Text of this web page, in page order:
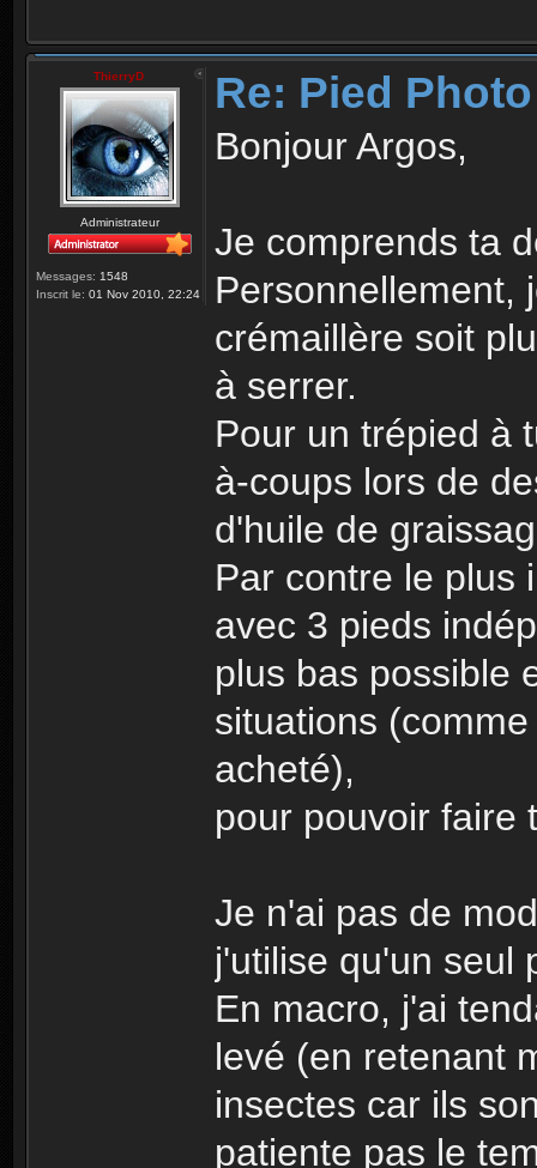
ThierryD
Administrateur
Messages: 1548
Inscrit le: 01 Nov 2010, 22:24
Re: Pied Photo
Bonjour Argos,
Je comprends ta
Personnellement,
crémaillère soit
à serrer.
Pour un trépied à
à-coups lors de
d'huile de
Par contre le plus
avec 3 pieds
plus bas possible
situations
acheté),
pour pouvoir faire
Je n'ai pas de
j'utilise qu'un seul
En macro, j'ai
levé (en retenant
insectes car ils
patiente pas le